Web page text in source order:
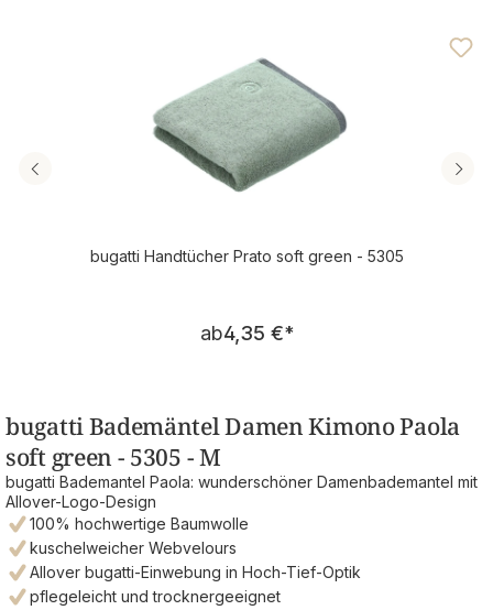
bugatti Handtücher Prato soft green - 5305
Regulärer Preis:
ab4,35 €*
bugatti Bademäntel Damen Kimono Paola
soft green - 5305 - M
bugatti Bademantel Paola: wunderschöner Damenbademantel mit
Allover-Logo-Design
100% hochwertige Baumwolle
kuschelweicher Webvelours
Allover bugatti-Einwebung in Hoch-Tief-Optik
pflegeleicht und trocknergeeignet